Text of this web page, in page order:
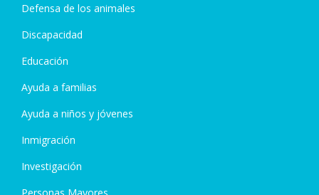
Defensa de los animales
Discapacidad
Educación
Ayuda a familias
Ayuda a niños y jóvenes
Inmigración
Investigación